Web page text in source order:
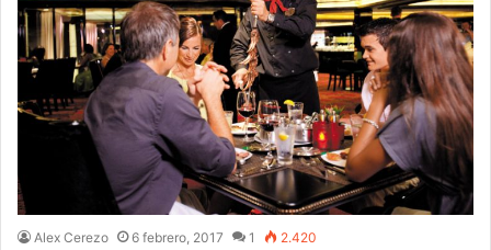
Alex Cerezo 6 febrero, 2017 1 2.420